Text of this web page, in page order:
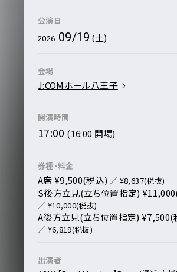
公演日
2026 09/19 (土)
会場
J:COMホール八王子
開演時間
17:00 (16:00 開場)
券種・料金
A席 ¥9,500(税込) ／ ¥8,637(税抜)
S後方立見(立ち位置指定)
／ ¥10,000(税抜)
A後方立見(立ち位置指定) ¥7,500(
／ ¥6,819(税抜)
出演者